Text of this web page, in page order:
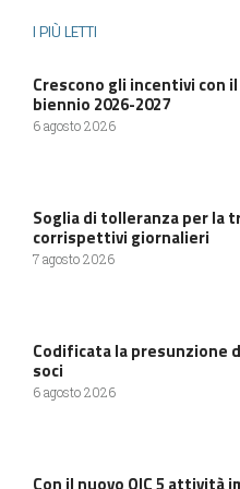
I PIÙ LETTI
Crescono gli incentivi con
biennio 2026-2027
6 agosto 2026
Soglia di tolleranza per la
corrispettivi giornalieri
7 agosto 2026
Codificata la presunzione
soci
6 agosto 2026